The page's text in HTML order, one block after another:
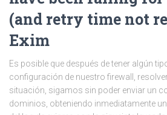
(and retry time not
Exim
Es posible que después de tener algún
configuración de nuestro firewall,
situación, sigamos sin poder enviar un
dominios, obteniendo inmediatamente